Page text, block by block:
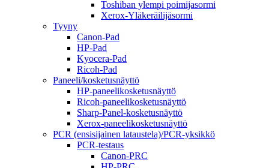
Toshiban ylempi poimijasormi
Xerox-Yläkeräilijäsormi
Tyyny
Canon-Pad
HP-Pad
Kyocera-Pad
Ricoh-Pad
Paneeli/kosketusnäyttö
HP-paneelikosketusnäyttö
Ricoh-paneelikosketusnäyttö
Sharp-Panel-kosketusnäyttö
Xerox-paneelikosketusnäyttö
PCR (ensisijainen lataustela)/PCR-yksikkö
PCR-testaus
Canon-PRC